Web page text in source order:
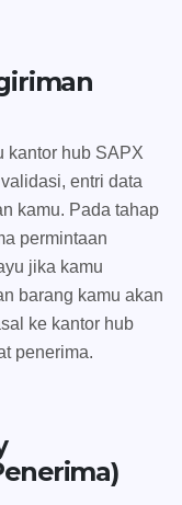
kantor hub SAPX
entri data
kamu. Pada tahap
permintaan
jika kamu
barang kamu akan
ke kantor hub
penerima.